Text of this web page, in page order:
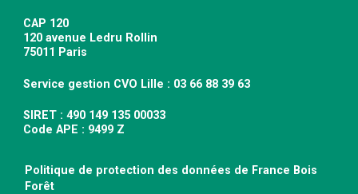
CAP 120
120 avenue Ledru Rollin
75011 Paris
Service gestion CVO Lille : 03 66 88 39 63
SIRET : 490 149 135 00033
Code APE : 9499 Z
Politique de protection des données de France Bois
Forêt